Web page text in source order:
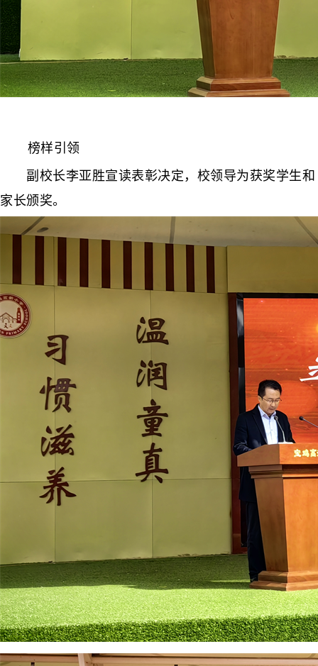
榜样引领
副校长李亚胜宣读表彰决定，校领导为获奖学生和
家长颁奖。